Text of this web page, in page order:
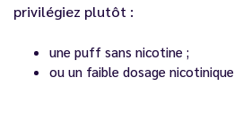
privilégiez plutôt :
une puff sans nicotine ;
ou un faible dosage